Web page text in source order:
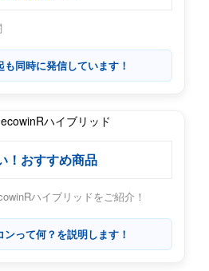
同時に発信しています！
！おすすめ商品
ハイブリッドをご紹介！
って何？を説明します！